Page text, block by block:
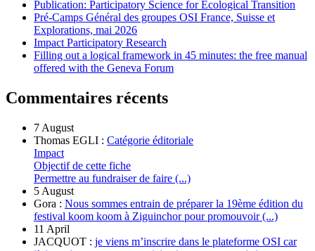
Publication: Participatory Science for Ecological Transition
Pré-Camps Général des groupes OSI France, Suisse et
Explorations, mai 2026
Impact Participatory Research
Filling out a logical framework in 45 minutes: the free manual
offered with the Geneva Forum
Commentaires récents
7 August
Thomas EGLI : Catégorie éditoriale
Impact
Objectif de cette fiche
Permettre au fundraiser de faire (...)
5 August
Gora : Nous sommes entrain de préparer la 19ème édition du
festival koom koom à Ziguinchor pour promouvoir (...)
11 April
JACQUOT : je viens m’inscrire dans le plateforme OSI car